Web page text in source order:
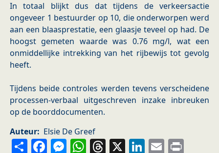
In totaal blijkt dus dat tijdens de verkeersactie
ongeveer 1 bestuurder op 10, die onderworpen werd
aan een blaasprestatie, een glaasje teveel op had. De
hoogst gemeten waarde was 0.76 mg/l, wat een
onmiddellijke intrekking van het rijbewijs tot gevolg
heeft.
Tijdens beide controles werden tevens verscheidene
processen-verbaal uitgeschreven inzake inbreuken
op de boorddocumenten.
Auteur
Elsie De Greef
ShareFacebook
Messenger
WhatsApp
Threads
X LinkedIn
Email